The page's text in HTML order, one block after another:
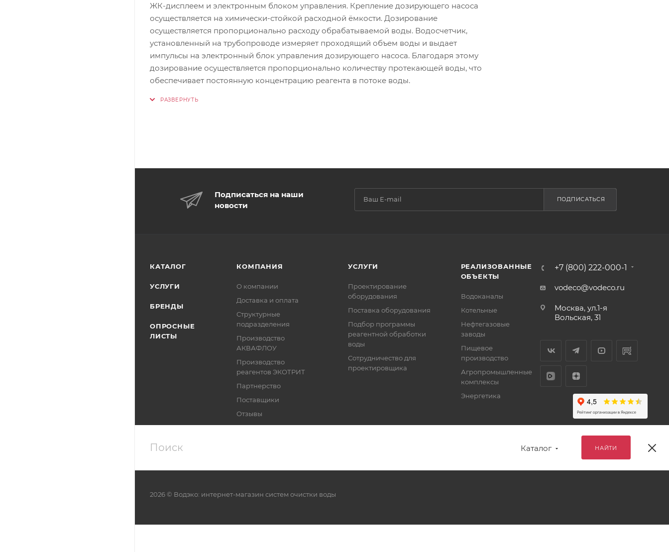
ЖК-дисплеем и электронным блоком управления. Крепление дозирующего насоса
осуществляется на химически-стойкой расходной ёмкости. Дозирование
осуществляется пропорционально расходу обрабатываемой воды. Водосчетчик,
установленный на трубопроводе измеряет проходящий объем воды и выдает
импульсы на электронный блок управления дозирующего насоса. Благодаря этому
дозирование осуществляется пропорционально количеству протекающей воды, что
обеспечивает постоянную концентрацию реагента в потоке воды.
Подписаться на наши
новости
ПОДПИСАТЬСЯ
КАТАЛОГ
УСЛУГИ
БРЕНДЫ
ОПРОСНЫЕ
ЛИСТЫ
КОМПАНИЯ
О компании
Доставка и оплата
Структурные
подразделения
Производство
АКВАФЛОУ
Производство
реагентов ЭКОТРИТ
Партнерство
Поставщики
Отзывы
Реквизиты
УСЛУГИ
Проектирование
оборудования
Поставка оборудования
Подбор программы
реагентной обработки
воды
Сотрудничество для
проектировщика
РЕАЛИЗОВАННЫЕ
ОБЪЕКТЫ
Водоканалы
Котельные
Нефтегазовые
заводы
Пищевое
производство
Агропромышленные
комплексы
Энергетика
+7 (800) 222-000-1
vodeco@vodeco.ru
Москва, ул.1-я
Вольская, 31
2026 © Водэко: интернет-магазин систем очистки воды
НАЙТИ
Каталог